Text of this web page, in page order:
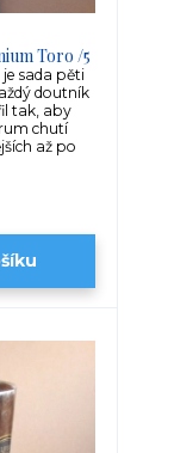
Toro /5
sada pěti
doutník
tak, aby
chutí
až po